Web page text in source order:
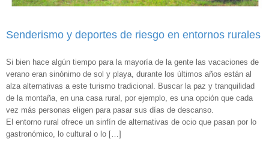
Senderismo y deportes de riesgo en entornos rurales
Si bien hace algún tiempo para la mayoría de la gente las vacaciones de
verano eran sinónimo de sol y playa, durante los últimos años están al
alza alternativas a este turismo tradicional. Buscar la paz y tranquilidad
de la montaña, en una casa rural, por ejemplo, es una opción que cada
vez más personas eligen para pasar sus días de descanso.
El entorno rural ofrece un sinfín de alternativas de ocio que pasan por lo
gastronómico, lo cultural o lo […]